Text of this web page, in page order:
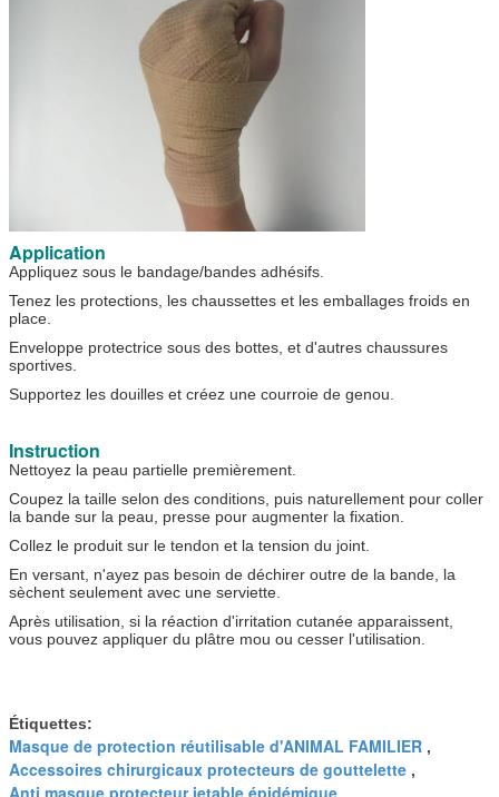
Application
Appliquez sous le bandage/bandes adhésifs.
Tenez les protections, les chaussettes et les emballages froids en
place.
Enveloppe protectrice sous des bottes, et d'autres chaussures
sportives.
Supportez les douilles et créez une courroie de genou.
Instruction
Nettoyez la peau partielle premièrement.
Coupez la taille selon des conditions, puis naturellement pour coller
la bande sur la peau, presse pour augmenter la fixation.
Collez le produit sur le tendon et la tension du joint.
En versant, n'ayez pas besoin de déchirer outre de la bande, la
sèchent seulement avec une serviette.
Après utilisation, si la réaction d'irritation cutanée apparaissent,
vous pouvez appliquer du plâtre mou ou cesser l'utilisation.
Étiquettes:
Masque de protection réutilisable d'ANIMAL FAMILIER ,
Accessoires chirurgicaux protecteurs de gouttelette ,
Anti masque protecteur jetable épidémique